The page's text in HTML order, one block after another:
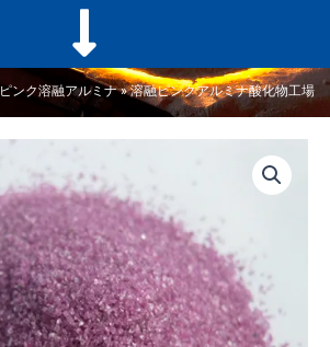
ピンク溶融アルミナ»溶融ピンクアルミナ酸化物工場